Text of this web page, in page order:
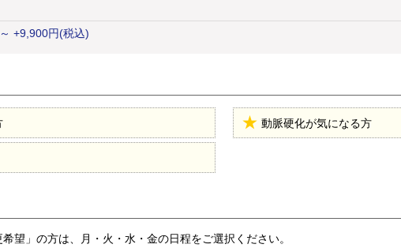
～ +9,900円(税込)
動脈硬化が気になる方
望」の方は、月・火・水・金の日程をご選択ください。